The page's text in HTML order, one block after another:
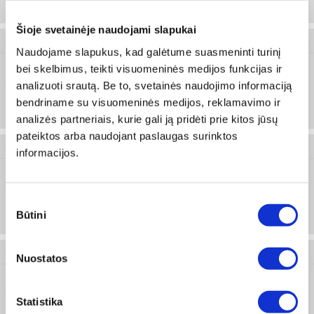
Šioje svetainėje naudojami slapukai
Naudojame slapukus, kad galėtume suasmeninti turinį
bei skelbimus, teikti visuomeninės medijos funkcijas ir
analizuoti srautą. Be to, svetainės naudojimo informaciją
bendriname su visuomeninės medijos, reklamavimo ir
analizės partneriais, kurie gali ją pridėti prie kitos jūsų
pateiktos arba naudojant paslaugas surinktos
informacijos.
pasirinkimas
Būtini
Nuostatos
Statistika
CR 1620 (DL
1620)
Prisijungti arba registruotis
0827 081 632
0827 082 016
CR 2016 (DL
2016)
Prisijungti arba registruotis